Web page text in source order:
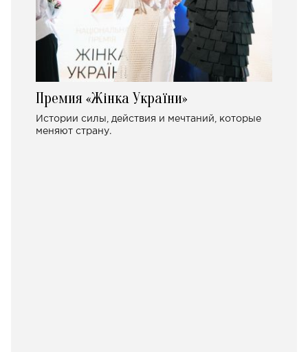
Премия «Жінка України»
Истории силы, действия и мечтаний, которые
меняют страну.